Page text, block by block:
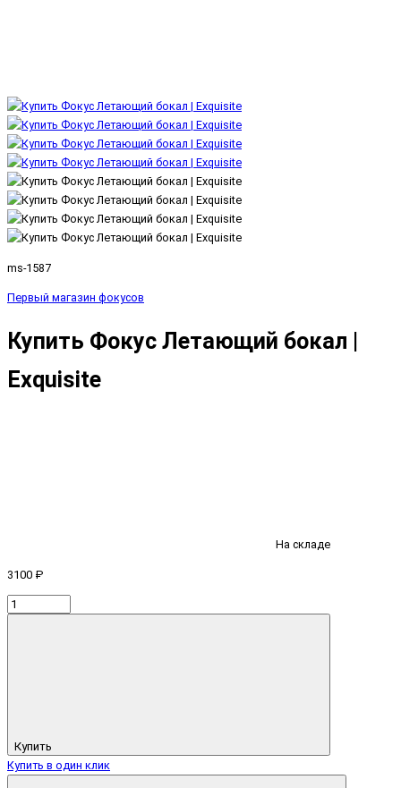
ms-1587
Первый магазин фокусов
Купить Фокус Летающий бокал |
Exquisite
На складе
3100 ₽
Купить
Купить в один клик